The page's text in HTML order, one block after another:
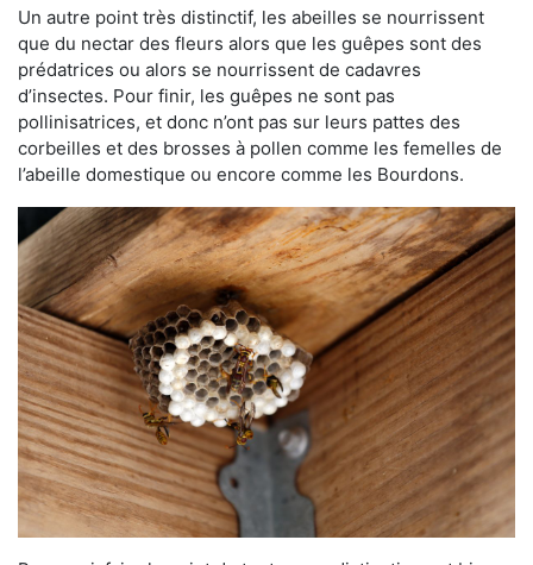
Un autre point très distinctif, les abeilles se nourrissent
que du nectar des fleurs alors que les guêpes sont des
prédatrices ou alors se nourrissent de cadavres
d’insectes. Pour finir, les guêpes ne sont pas
pollinisatrices, et donc n’ont pas sur leurs pattes des
corbeilles et des brosses à pollen comme les femelles de
l’abeille domestique ou encore comme les Bourdons.